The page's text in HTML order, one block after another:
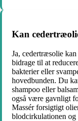
Kan
Ja, cedertræsolie
bidrage til at
bakterier eller
hovedbunden. Du
shampoo eller
også være gavnligt
Massér forsigtigt
blodcirkulationen